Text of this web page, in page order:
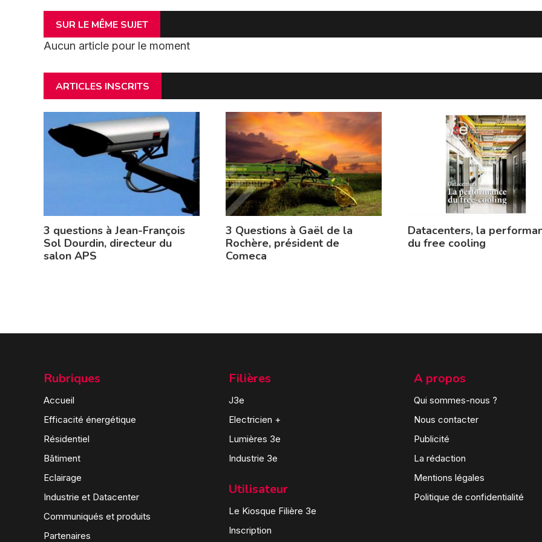
SUR LE MÊME SUJET
Aucun article pour le moment
ARTICLES INSCRITS
3 questions à Jean-François
Sol Dourdin, directeur du
salon APS
3 Questions à Gaël de la
Rochère, président de
Comeca
Datacenters, la
du free cooling
Rubriques
Accueil
Efficacité énergétique
Résidentiel
Bâtiment
Eclairage
Industrie et Datacenter
Communiqués et produits
Partenaires
Filières
J3e
Electricien +
Lumières 3e
Industrie 3e
Utilisateur
Le Kiosque Filière 3e
Inscription
A propos
Qui sommes-nous ?
Nous contacter
Publicité
La rédaction
Mentions légales
Politique de confidentialité